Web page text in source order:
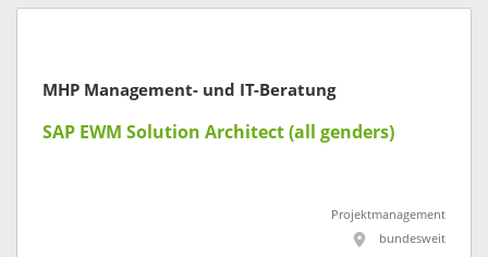
MHP Management- und IT-Beratung
SAP EWM Solution Architect (all genders)
Projektmanagement
bundesweit